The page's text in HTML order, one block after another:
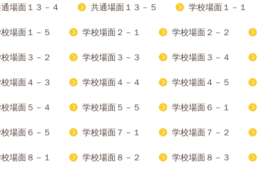
場面１３－４ 共通場面１３－５ 学校場面１－１
場面１－５ 学校場面２－１ 学校場面２－２
場面３－２ 学校場面３－３ 学校場面３－４
場面４－３ 学校場面４－４ 学校場面４－５
場面５－４ 学校場面５－５ 学校場面６－１
場面６－５ 学校場面７－１ 学校場面７－２
場面８－１ 学校場面８－２ 学校場面８－３